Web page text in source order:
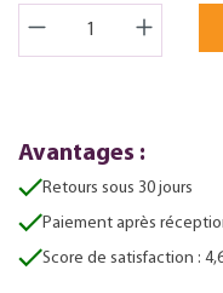
Avantages :
Retours sous 30 jours
Paiement après
Score de satisfaction :